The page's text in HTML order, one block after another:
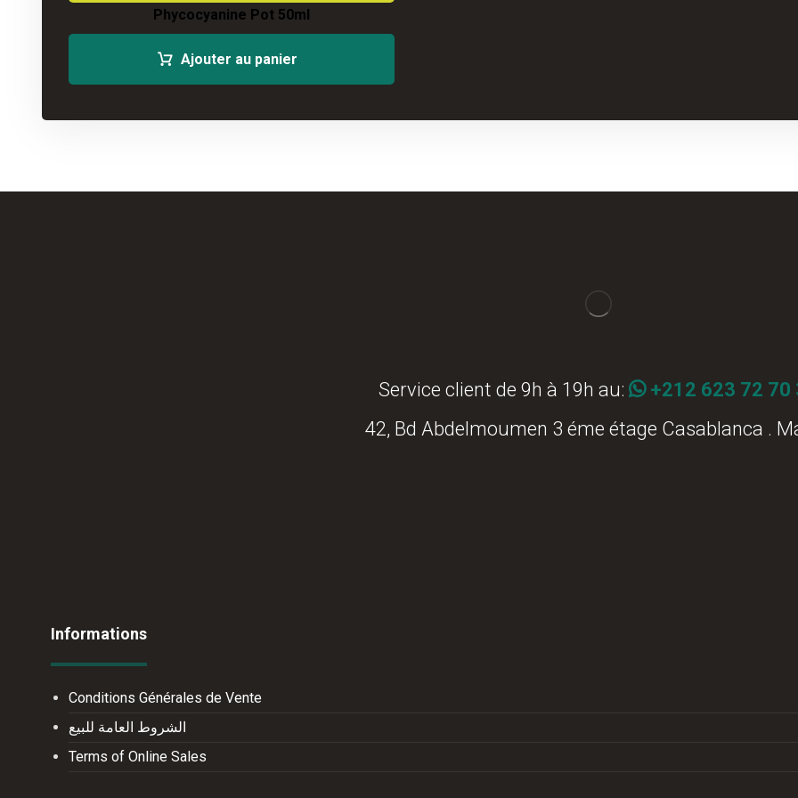
Phycocyanine Pot 50ml
Ajouter au panier
Service client de 9h à 19h au:
+212 623 72 70
42, Bd Abdelmoumen 3 éme étage Casablanca .
Informations
Conditions Générales de Vente
الشروط العامة للبيع
Terms of Online Sales